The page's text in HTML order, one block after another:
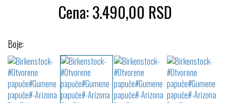
Cena:3.490,00 RSD
Boje: